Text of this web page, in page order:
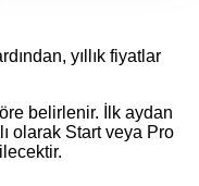
yıllık fiyatlar
belirlenir. İlk aydan
olarak Start ​​veya Pro